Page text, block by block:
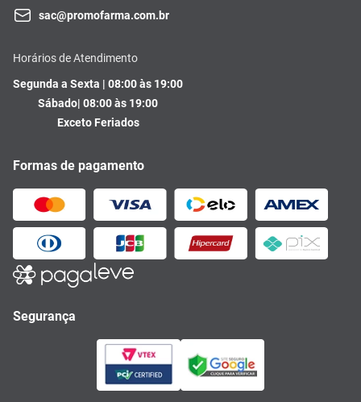
sac@promofarma.com.br
Horários de Atendimento
Segunda a Sexta | 08:00 às 19:00
Sábado| 08:00 às 19:00
Exceto Feriados
Formas de pagamento
Segurança